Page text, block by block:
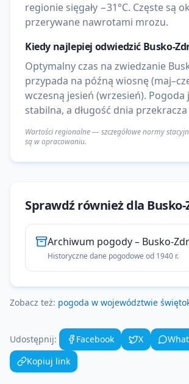
regionie sięgały −31°C. Częste są
przerywane nawrotami mrozu.
Kiedy najlepiej odwiedzić Busko-
Optymalny czas na zwiedzanie
przypada na późną wiosnę
wczesną jesień (wrzesień). Pogoda
stabilna, a długość dnia
Wartości regionalne — szczegółowe normy
są w opracowaniu.
Sprawdź również dla
Archiwum pogody– Busko-
Historyczne dane pogodowe od 1940 r.
Zobacz też: pogoda w województwie
Udostępnij: Facebook X
Kopiuj link